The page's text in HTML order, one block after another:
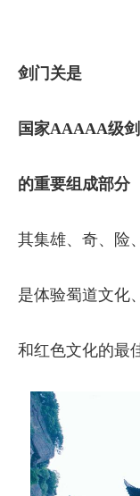
剑门关是
国家AAAAA级
的重要组成部分
其集雄、奇、险
是体验蜀道文化
和红色文化的最